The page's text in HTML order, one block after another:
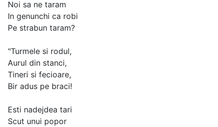
Noi sa ne taram
In genunchi ca robi
Pe strabun taram?
"Turmele si rodul,
Aurul din stanci,
Tineri si fecioare,
Bir adus pe braci!
Esti nadejdea tari
Scut unui popor